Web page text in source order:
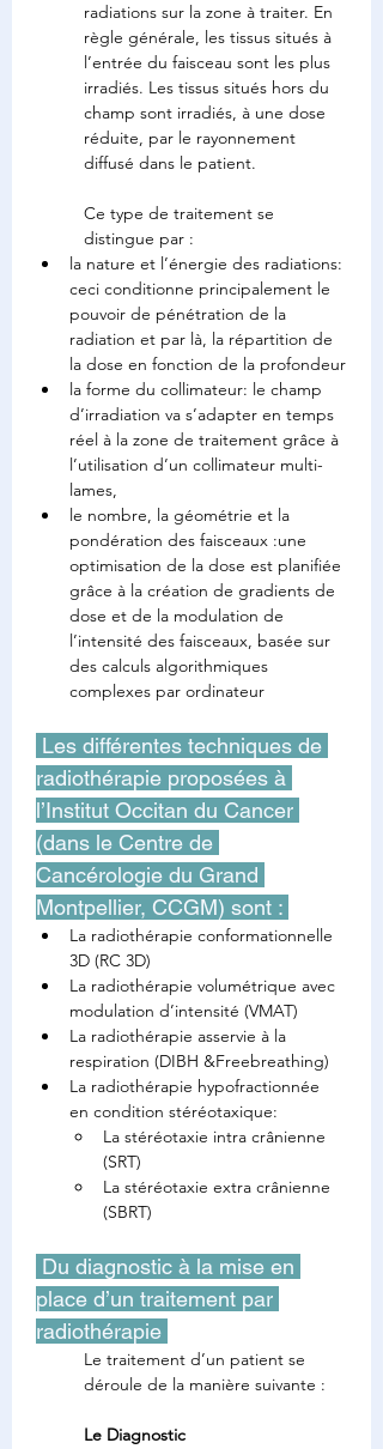
radiations sur la zone à traiter. En
règle générale, les tissus situés à
l’entrée du faisceau sont les plus
irradiés. Les tissus situés hors du
champ sont irradiés, à une dose
réduite, par le rayonnement
diffusé dans le patient.
Ce type de traitement se
distingue par :
la nature et l’énergie des radiations:
ceci conditionne principalement le
pouvoir de pénétration de la
radiation et par là, la répartition de
la dose en fonction de la profondeur
la forme du collimateur: le champ
d’irradiation va s’adapter en temps
réel à la zone de traitement grâce à
l’utilisation d’un collimateur multi-
lames,
le nombre, la géométrie et la
pondération des faisceaux :une
optimisation de la dose est planifiée
grâce à la création de gradients de
dose et de la modulation de
l’intensité des faisceaux, basée sur
des calculs algorithmiques
complexes par ordinateur
radiothérapie proposées à
l’Institut Occitan du Cancer
(dans le Centre de
Cancérologie du Grand
Montpellier, CCGM) sont :
La radiothérapie conformationnelle
3D (RC 3D)
La radiothérapie volumétrique avec
modulation d’intensité (VMAT)
La radiothérapie asservie à la
respiration (DIBH &Freebreathing)
La radiothérapie hypofractionnée
en condition stéréotaxique:
La stéréotaxie intra crânienne
(SRT)
La stéréotaxie extra crânienne
(SBRT)
place d’un traitement par
radiothérapie
Le traitement d’un patient se
déroule de la manière suivante :
Le Diagnostic